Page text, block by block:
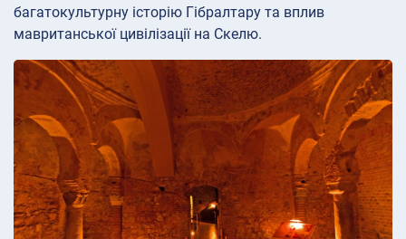
багатокультурну історію Гібралтару та вплив
мавританської цивілізації на Скелю.